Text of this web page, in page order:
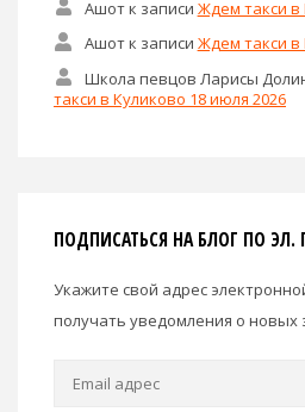
Ашотк записи Ждем такси в
Ашотк записи Ждем такси в
Школа певцов Ларисы
такси в Куликово 18 июля 2026
ПОДПИСАТЬСЯ НА БЛОГ ПО ЭЛ.
Укажите свой адрес
получать уведомления о новых
Email